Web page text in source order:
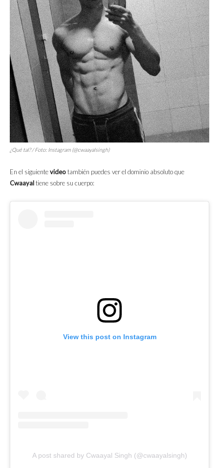
¿Qué tal? / Foto: Instagram (@cwaayalsingh)
En el siguientevideotambién puedes ver el dominio absoluto que
Cwaayaltiene sobre su cuerpo:
View this post on Instagram
A post shared by Cwaayal Singh (@cwaayalsingh)